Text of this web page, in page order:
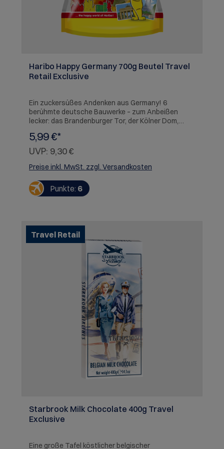
Haribo Happy Germany 700g Beutel Travel
Retail Exclusive
Ein zuckersüßes Andenken aus Germany! 6
berühmte deutsche Bauwerke – zum Anbeißen
lecker: das Brandenburger Tor, der Kölner Dom,
die Porta Nigra und das Hermannsdenkmal – alle
vereint in fruchtig-feiner Gummibärchenform.
ALLERGENE: Kann Spuren von Weizen oder Milch
enthalten.
5,99 €*
UVP: 9,30 €
Preise inkl. MwSt. zzgl. Versandkosten
Punkte: 6
Travel Retail
Starbrook Milk Chocolate 400g Travel
Exclusive
Eine große Tafel köstlicher belgischer